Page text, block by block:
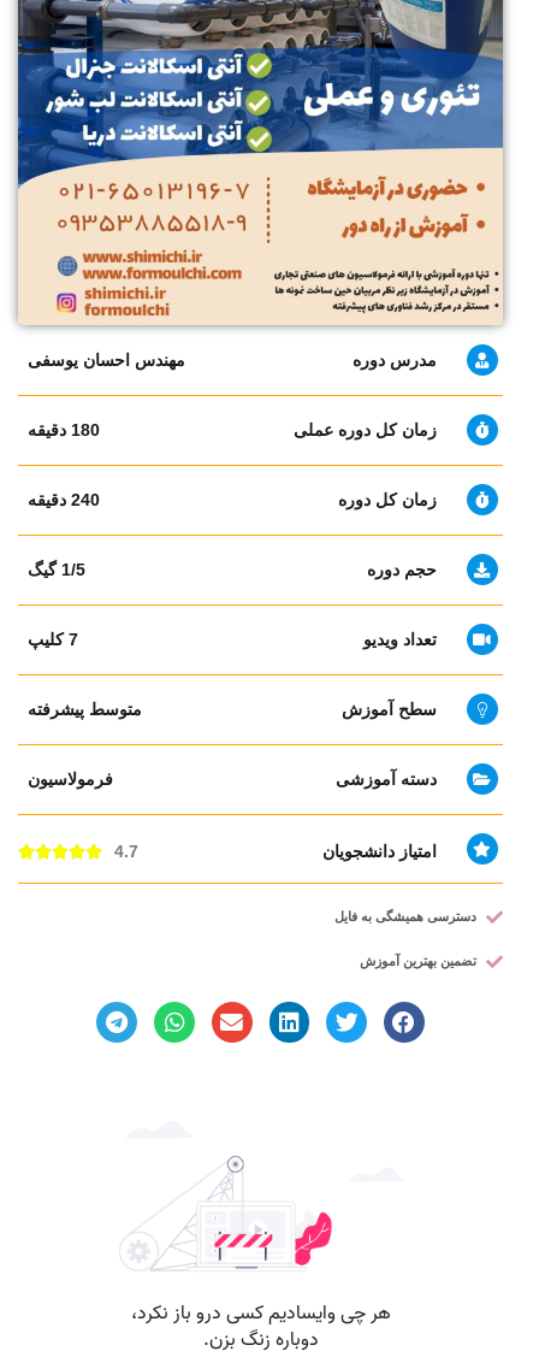
مدرس دوره مهندس احسان یوسفی
زمان کل دوره عملی 180 دقیقه
زمان کل دوره 240 دقیقه
حجم دوره 1/5 گیگ
تعداد ویدیو 7 کلیپ
سطح آموزش متوسط پیشرفته
دسته آموزشی فرمولاسیون
امتیاز دانشجویان 4.7





دسترسی همیشگی به فایل
تضمین بهترین آموزش